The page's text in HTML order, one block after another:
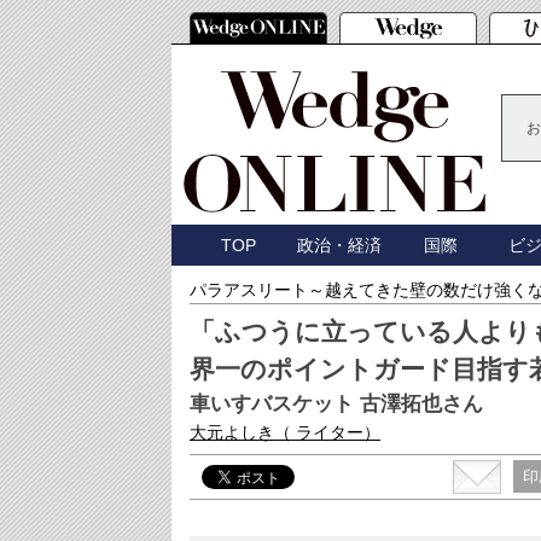
TOP 政治・経済 国際 ビ
パラアスリート～越えてきた壁の数だけ強く
「ふつうに立っている人よ
界一のポイントガード目指す
車いすバスケット 古澤拓也さん
大元よしき （ ライター）